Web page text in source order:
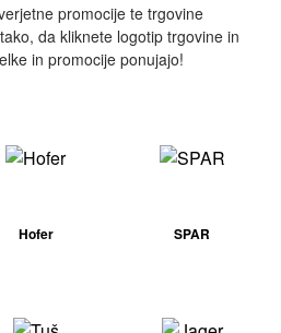
promocije te trgovine
da kliknete logotip trgovine in
in promocije ponujajo!
Hofer SPAR